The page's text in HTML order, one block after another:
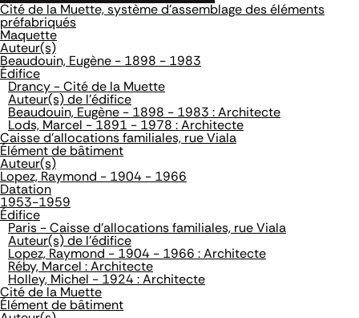
Cité de la Muette, système d'assemblage des éléments
préfabriqués
Maquette
Auteur(s)
Beaudouin, Eugène - 1898 - 1983
Édifice
Drancy - Cité de la Muette
Auteur(s) de l'édifice
Beaudouin, Eugène - 1898 - 1983 : Architecte
Lods, Marcel - 1891 - 1978 : Architecte
Caisse d'allocations familiales, rue Viala
Élément de bâtiment
Auteur(s)
Lopez, Raymond - 1904 - 1966
Datation
1953-1959
Édifice
Paris - Caisse d'allocations familiales, rue Viala
Auteur(s) de l'édifice
Lopez, Raymond - 1904 - 1966 : Architecte
Réby, Marcel : Architecte
Holley, Michel - 1924 : Architecte
Cité de la Muette
Élément de bâtiment